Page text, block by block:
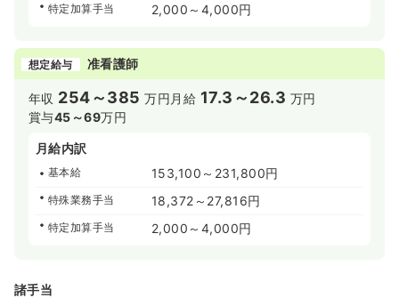
特定加算手当 2,000～4,000円
想定給与 准看護師
年収 254～385 万円 月給 17.3～26.3 万円
賞与45～69万円
月給内訳
基本給 153,100～231,800円
特殊業務手当 18,372～27,816円
特定加算手当 2,000～4,000円
諸手当